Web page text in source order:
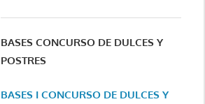
BASES CONCURSO DE DULCES Y
POSTRES
BASES I CONCURSO DE DULCES Y